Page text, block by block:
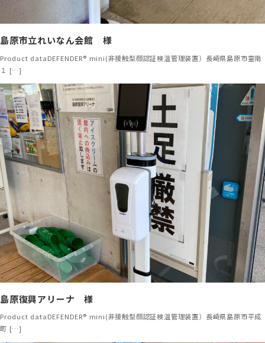
島原市立れいなん会館 様
Product dataDEFENDER® mini(非接触型顔認証検温管理装置）長崎県島原市霊南
１ […]
島原復興アリーナ 様
Product dataDEFENDER® mini(非接触型顔認証検温管理装置）長崎県島原市平成
町 […]